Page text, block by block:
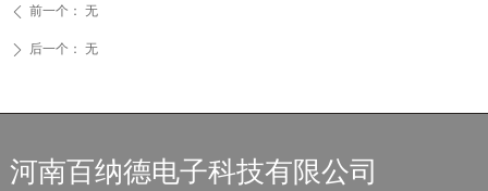
ꄴ 前一个： 无
ꄲ 后一个： 无
河南百纳德电子科技有限公司